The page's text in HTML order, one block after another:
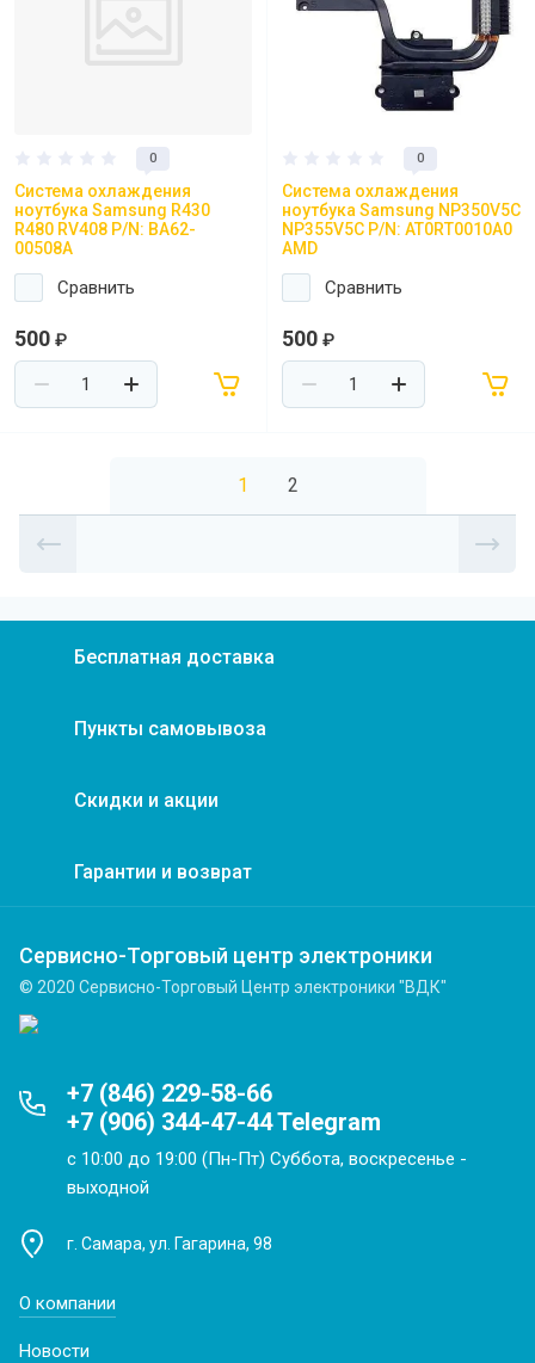
0
Система охлаждения
ноутбука Samsung R430
R480 RV408 P/N: BA62-
00508A
Сравнить
500 ₽
0
Система охлаждения
ноутбука Samsung NP350V5C
NP355V5C P/N: AT0RT0010A0
AMD
Сравнить
500 ₽
1 2
Бесплатная доставка
Пункты самовывоза
Скидки и акции
Гарантии и возврат
Сервисно-Торговый центр электроники
© 2020 Сервисно-Торговый Центр электроники "ВДК"
+7 (846) 229-58-66
+7 (906) 344-47-44 Telegram
с 10:00 до 19:00 (Пн-Пт) Суббота, воскресенье -
выходной
г. Самара, ул. Гагарина, 98
О компании
Новости